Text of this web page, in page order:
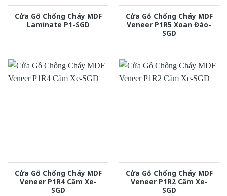
Cửa Gỗ Chống Cháy MDF
Laminate P1-SGD
Cửa Gỗ Chống Cháy MDF
Veneer P1R5 Xoan Đào-
SGD
Cửa Gỗ Chống Cháy MDF
Veneer P1R4 Căm Xe-
SGD
Cửa Gỗ Chống Cháy MDF
Veneer P1R2 Căm Xe-
SGD